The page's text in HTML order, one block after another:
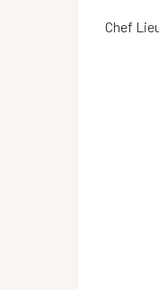
Chef